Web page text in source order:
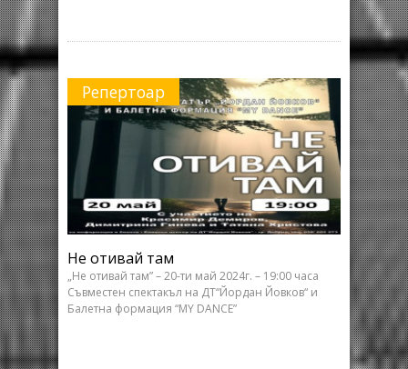
Репертоар
Не отивай там
„Не отивай там” – 20-ти май 2024г. – 19:00 часа
Съвместен спектакъл на ДТ“Йордан Йовков“ и
Балетна формация “MY DANCE”